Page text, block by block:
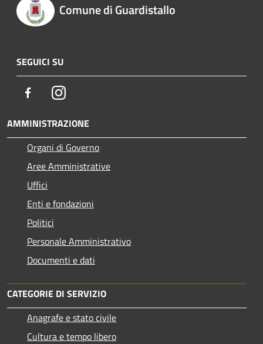
Comune di Guardistallo
SEGUICI SU
FacebookInstagram
AMMINISTRAZIONE
Organi di Governo
Aree Amministrative
Uffici
Enti e fondazioni
Politici
Personale Amministrativo
Documenti e dati
CATEGORIE DI SERVIZIO
Anagrafe e stato civile
Cultura e tempo libero